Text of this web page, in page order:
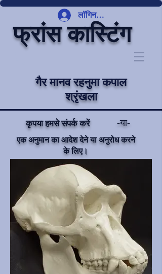
लॉगिन करें
फ्रांस कास्टिंग
गैर मानव रहनुमा कपाल
श्रृंखला
कृपया हमसे संपर्क करें -या-
एक अनुमान का आदेश देने या अनुरोध करने
के लिए।